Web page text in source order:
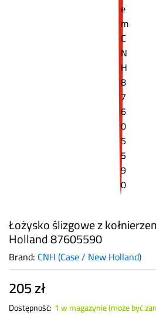
Łożysko ślizgowe z
Holland 87605590
Brand: CNH (Case / New Holland)
205zł
Dostępność: 1 w magazynie (może być